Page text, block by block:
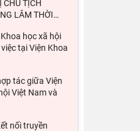
CHỦ TỊCH
LÂM THỜI…
học xã hội
tại Viện Khoa
tác giữa Viện
Việt Nam và
nối truyền